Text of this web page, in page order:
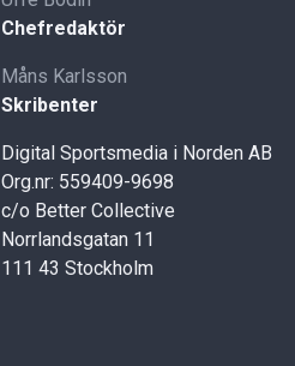
Chefredaktör
Måns Karlsson
Skribenter
Digital Sportsmedia i Norden AB
Org.nr: 559409-9698
c/o Better Collective
Norrlandsgatan 11
111 43 Stockholm